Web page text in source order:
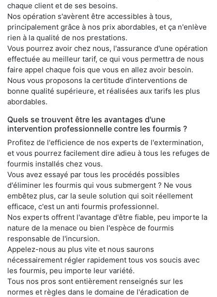
chaque client et de ses besoins.
Nos opération s'avèrent être accessibles à tous,
principalement grâce à nos prix abordables, et ça n'enlève
rien à la qualité de nos prestations.
Vous pourrez avoir chez nous, l'assurance d'une opération
effectuée au meilleur tarif, ce qui vous permettra de nous
faire appel chaque fois que vous en allez avoir besoin.
Nous vous proposons la certitude d'interventions de
bonne qualité supérieure, et réalisées aux tarifs les plus
abordables.
Quels se trouvent être les avantages d'une
intervention professionnelle contre les fourmis ?
Profitez de l'efficience de nos experts de l'extermination,
et vous pourrez facilement dire adieu à tous les refuges de
fourmis installés chez vous.
Vous avez essayé par tous les procédés possibles
d'éliminer les fourmis qui vous submergent ? Ne vous
embêtez plus, car la seule solution qui soit réellement
efficace, c'est un anti fourmis professionnel.
Nos experts offrent l'avantage d'être fiable, peu importe la
nature de la menace ou bien l'espèce de fourmis
responsable de l'incursion.
Appelez-nous au plus vite et nous saurons
nécessairement régler rapidement tous vos soucis avec
les fourmis, peu importe leur variété.
Tous nos pros sont entièrement renseignés sur les
normes et règles dans le domaine de l'éradication de